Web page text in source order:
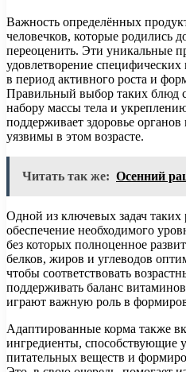
Важность определённых
человечков, которые родились
переоценить. Эти уникальные
удовлетворение
в период активного роста и
Правильный выбор таких блюд
набору массы тела и
поддерживает здоровье
уязвимы в этом возрасте.
Читать так же: Осенний
Одной из ключевых задач таких
обеспечение необходимого
без которых полноценное
белков, жиров и углеводов
чтобы соответствовать
поддерживать баланс
играют важную роль в
Адаптированные корма также
ингредиенты, способствующие
питательных веществ и